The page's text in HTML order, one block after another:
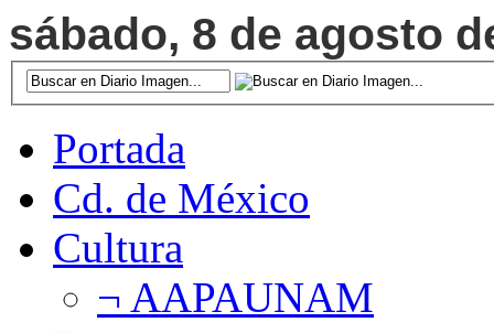
sábado, 8 de agosto
Portada
Cd. de México
Cultura
¬ AAPAUNAM